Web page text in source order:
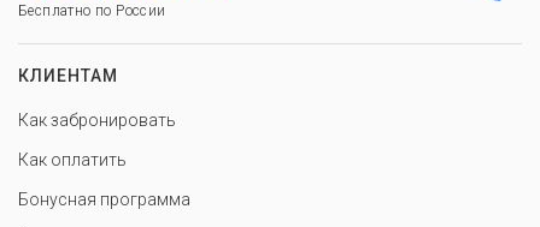
Бесплатно по России
КЛИЕНТАМ
Как забронировать
Как оплатить
Бонусная программа